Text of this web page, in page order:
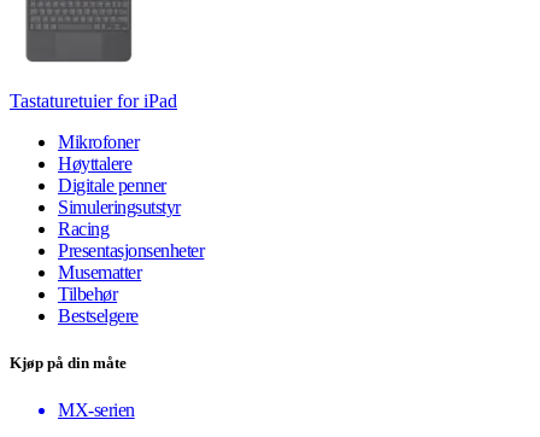
Tastaturetuier for iPad
Mikrofoner
Høyttalere
Digitale penner
Simuleringsutstyr
Racing
Presentasjonsenheter
Musematter
Tilbehør
Bestselgere
Kjøp på din måte
MX-serien